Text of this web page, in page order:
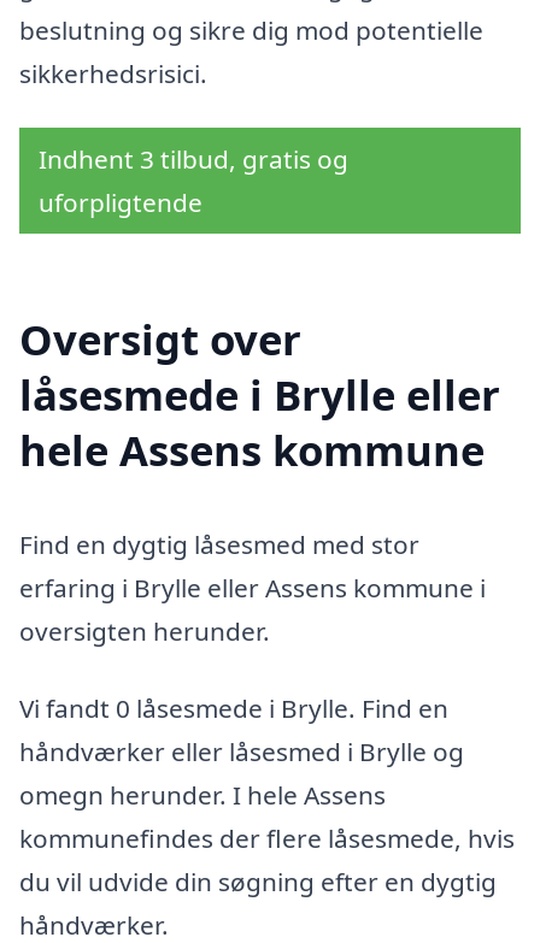
beslutning og sikre dig mod potentielle
sikkerhedsrisici.
Indhent 3 tilbud, gratis og
uforpligtende
Oversigt over
låsesmede i Brylle eller
hele Assens kommune
Find en dygtig låsesmed med stor
erfaring i Brylle eller Assens kommune i
oversigten herunder.
Vi fandt 0 låsesmede i Brylle. Find en
håndværker eller låsesmed i Brylle og
omegn herunder. I hele Assens
kommunefindes der flere låsesmede, hvis
du vil udvide din søgning efter en dygtig
håndværker.